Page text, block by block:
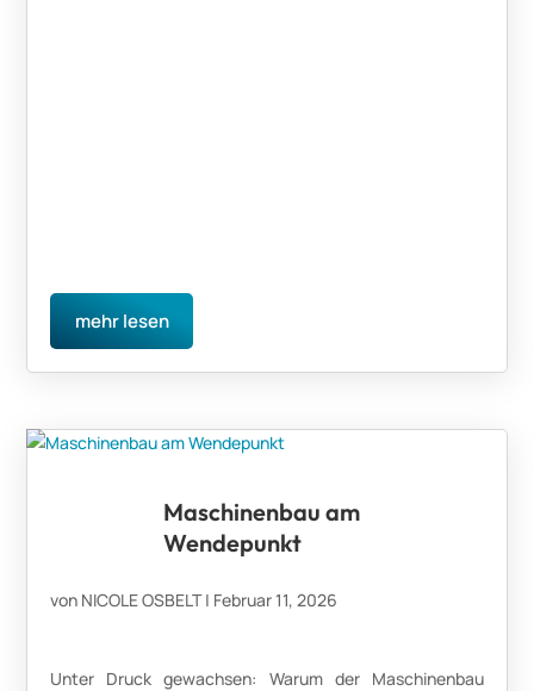
mehr lesen
Maschinenbau am
Wendepunkt
von NICOLE OSBELT| Februar 11, 2026
Unter Druck gewachsen: Warum der Maschinenbau